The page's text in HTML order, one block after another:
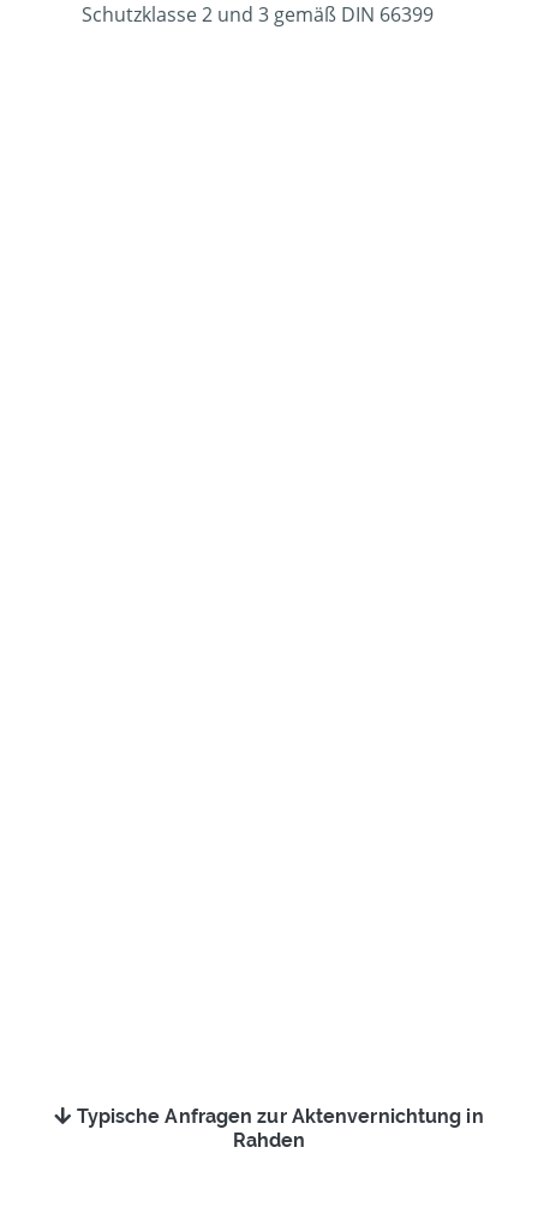
Schutzklasse 2 und 3 gemäß DIN 66399
Typische Anfragen zur Aktenvernichtung in
Rahden